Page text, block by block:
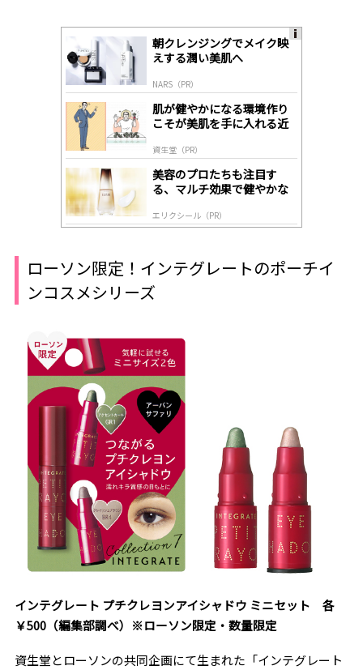
朝クレンジングでメイク映
えする潤い美肌へ
NARS（PR）
肌が健やかになる環境作り
こそが美肌を手に入れる近
資生堂（PR）
美容のプロたちも注目す
る、マルチ効果で健やかな
エリクシール（PR）
ローソン限定！インテグレートのポーチイ
ンコスメシリーズ
インテグレート プチクレヨンアイシャドウ ミニセット 各
￥500（編集部調べ）※ローソン限定・数量限定
資生堂とローソンの共同企画にて生まれた「インテグレート